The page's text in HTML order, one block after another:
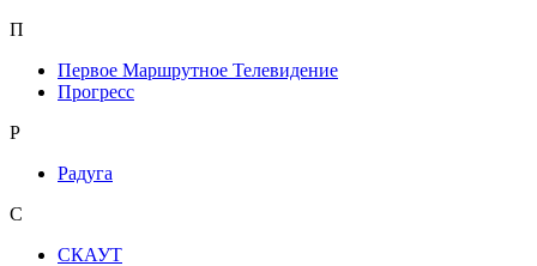
П
Первое Маршрутное Телевидение
Прогресс
Р
Радуга
С
СКАУТ